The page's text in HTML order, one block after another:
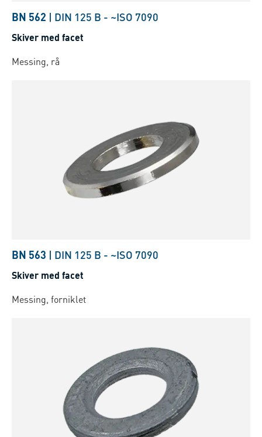
BN 562 | DIN 125 B - ~ISO 7090
Skiver med facet
Messing, rå
BN 563 | DIN 125 B - ~ISO 7090
Skiver med facet
Messing, forniklet